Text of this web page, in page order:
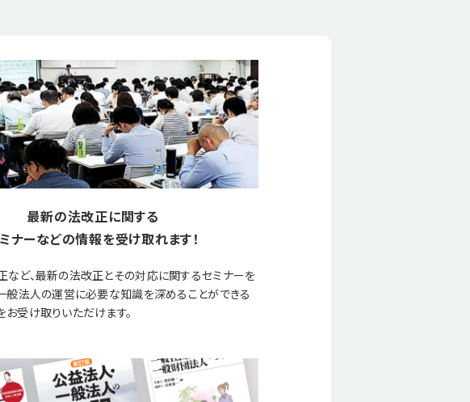
最新の法改正に関する
ナーなどの情報を受け取れます！
など、最新の法改正とその対応に関するセミナーを
般法人の運営に必要な知識を深めることができる
受け取りいただけます。